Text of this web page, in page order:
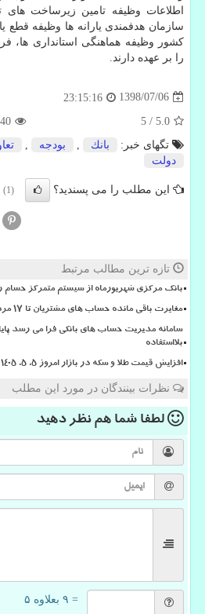
اطلاعات وظیفه تامین زیرساخت های
سازمان هدفمندی یارانه ها وظیفه قطع
كشور وظیفه هماهنگی استانداری ها،
را بر عهده دارند.
1398/07/06
23:15:16
5.0
/
5
تگهای خبر:
بانك بودجه
دولت
این مطلب را می پسندید؟ (1)
تازه ترین مطالب مرتبط
بانک مرکزی شهریورماه از سیستم متمرکز حسام
مغایرت باقی مانده حساب های مشتریان تا 17 مرداد رفع می شود
سامانه مدیریت حساب های بانکی فرا می رسد
بلااستفاده
افزایش قیمت طلا و سکه در بازار امروز ۵. ۵. ۱۴۰۵
نظرات بینندگان در مورد این مطلب
لطفا شما همنظر دهید
= ۹ بعلاوه ۵